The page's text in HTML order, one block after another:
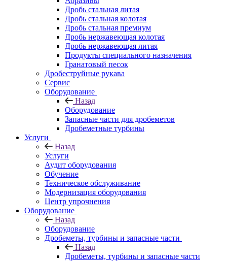
Дробь стальная литая
Дробь стальная колотая
Дробь стальная премиум
Дробь нержавеющая колотая
Дробь нержавеющая литая
Продукты специального назначения
Гранатовый песок
Дробеструйные рукава
Сервис
Оборудование
Назад
Оборудование
Запасные части для дробеметов
Дробеметные турбины
Услуги
Назад
Услуги
Аудит оборудования
Обучение
Техническое обслуживание
Модернизация оборудования
Центр упрочнения
Оборудование
Назад
Оборудование
Дробеметы, турбины и запасные части
Назад
Дробеметы, турбины и запасные части